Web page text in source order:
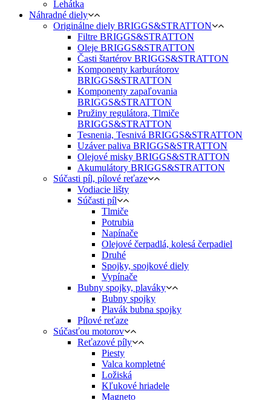
Lehátka
Náhradné diely
Originálne diely BRIGGS&STRATTON
Filtre BRIGGS&STRATTON
Oleje BRIGGS&STRATTON
Časti štartérov BRIGGS&STRATTON
Komponenty karburátorov
BRIGGS&STRATTON
Komponenty zapaľovania
BRIGGS&STRATTON
Pružiny regulátora, Tlmiče
BRIGGS&STRATTON
Tesnenia, Tesnivá BRIGGS&STRATTON
Uzáver paliva BRIGGS&STRATTON
Olejové misky BRIGGS&STRATTON
Akumulátory BRIGGS&STRATTON
Súčasti píl, pílové reťaze
Vodiacie lišty
Súčasti píl
Tlmiče
Potrubia
Napínače
Olejové čerpadlá, kolesá čerpadiel
Druhé
Spojky, spojkové diely
Vypínače
Bubny spojky, plaváky
Bubny spojky
Plavák bubna spojky
Pílové reťaze
Súčasťou motorov
Reťazové píly
Piesty
Valca kompletné
Ložiská
Kľukové hriadele
Magneto